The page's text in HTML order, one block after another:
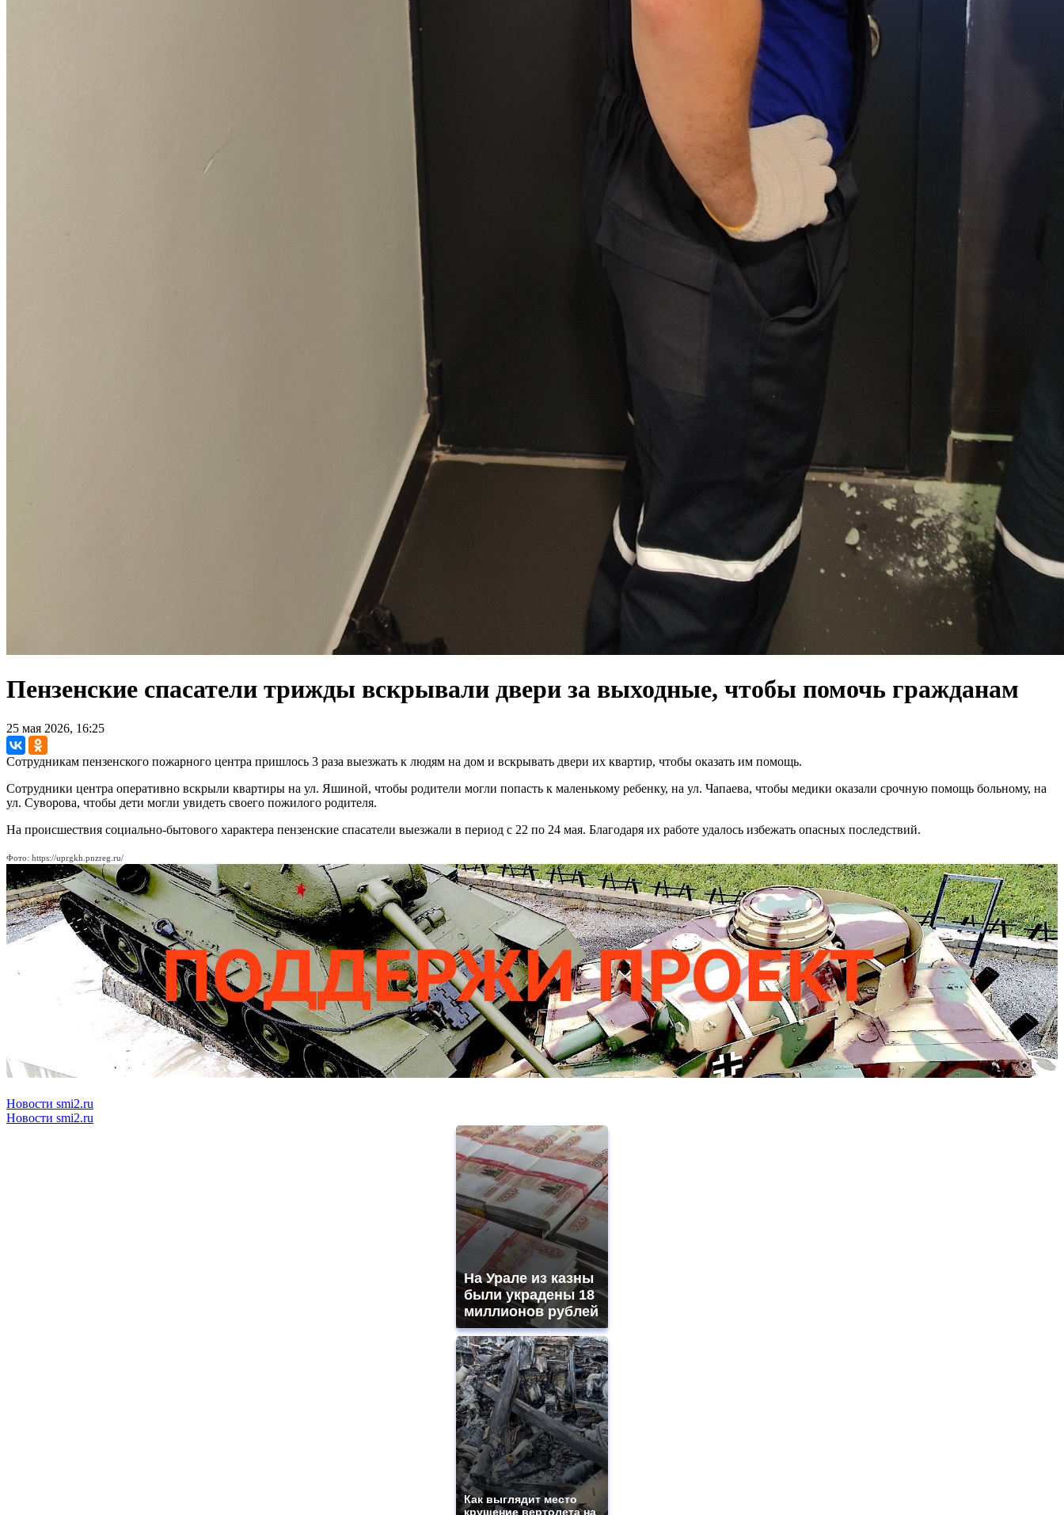
Пензенские спасатели трижды вскрывали двери за выходные, чтобы помочь гражданам
25 мая 2026, 16:25
Сотрудникам пензенского пожарного центра пришлось 3 раза выезжать к людям на дом и вскрывать двери их квартир, чтобы оказать им помощь.
Сотрудники центра оперативно вскрыли квартиры на ул. Яшиной, чтобы родители могли попасть к маленькому ребенку, на ул. Чапаева, чтобы медики оказали срочную помощь больному, на
ул. Суворова, чтобы дети могли увидеть своего пожилого родителя.
На происшествия социально-бытового характера пензенские спасатели выезжали в период с 22 по 24 мая. Благодаря их работе удалось избежать опасных последствий.
Фото: https://uprgkh.pnzreg.ru/
Новости smi2.ru
Новости smi2.ru
На Урале из казны
были украдены 18
миллионов рублей
Как выглядит место
крушение вертолета на